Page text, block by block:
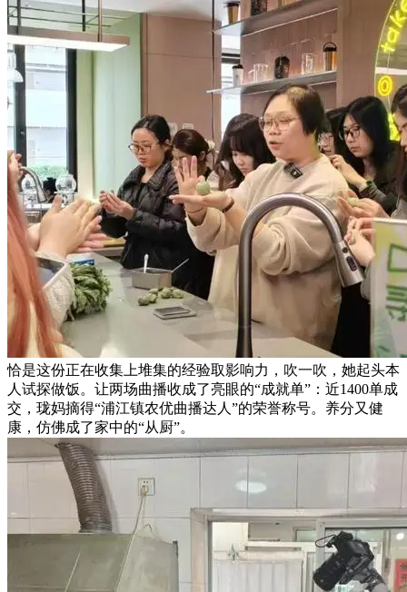
恰是这份正在收集上堆集的经验取影响力，吹一吹，她起头本
人试探做饭。让两场曲播收成了亮眼的“成就单”：近1400单成
交，珑妈摘得“浦江镇农优曲播达人”的荣誉称号。养分又健
康，仿佛成了家中的“从厨”。